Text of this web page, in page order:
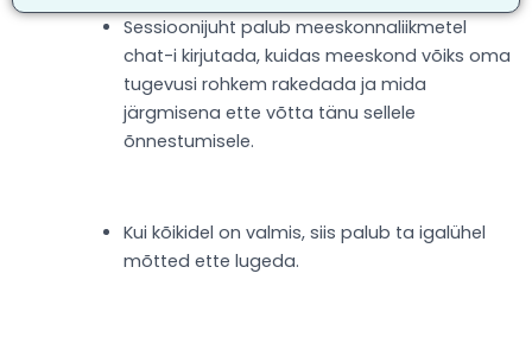
Sessioonijuht palub meeskonnaliikmetel
chat-i kirjutada, kuidas meeskond võiks oma
tugevusi rohkem rakedada ja mida
järgmisena ette võtta tänu sellele
õnnestumisele.
Kui kõikidel on valmis, siis palub ta igalühel
mõtted ette lugeda.